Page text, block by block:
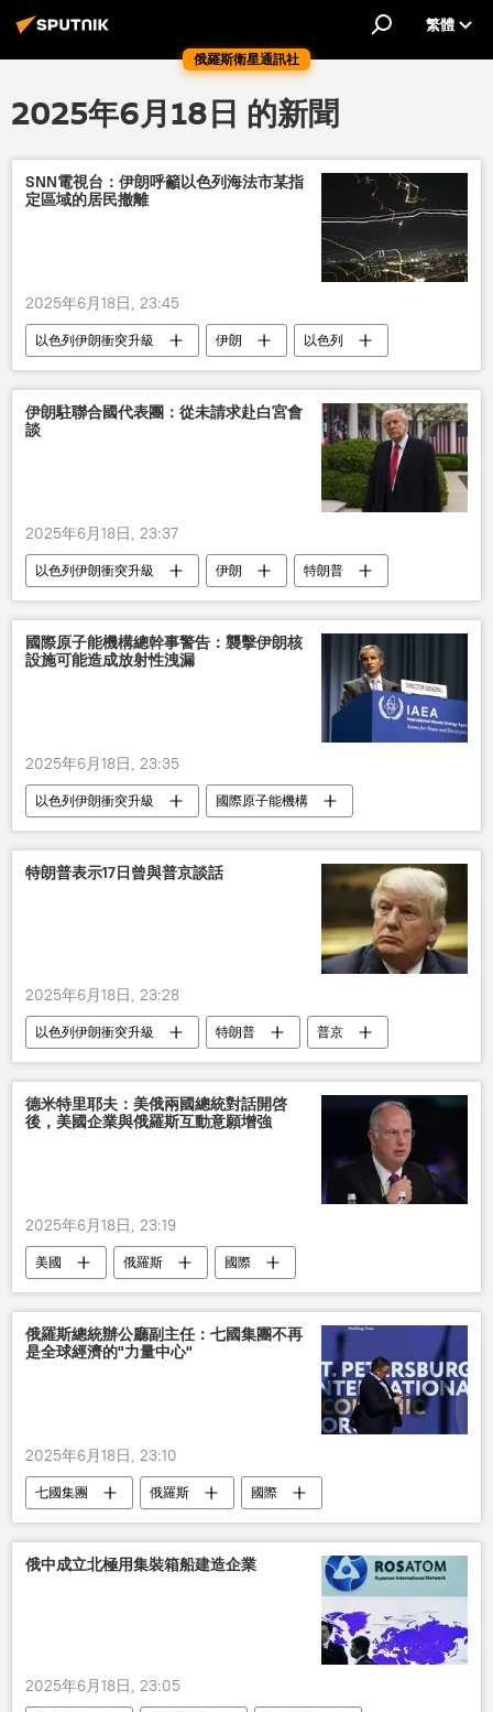
俄羅斯衛星通訊社
繁體
2025年6月18日 的新聞
SNN電視台：伊朗呼籲以色列海法市某指
定區域的居民撤離
2025年6月18日, 23:45
以色列伊朗衝突升級 伊朗
以色列
國際
軍事
伊朗駐聯合國代表團：從未請求赴白宮會
談
2025年6月18日, 23:37
以色列伊朗衝突升級 伊朗
特朗普
以色列
國際原子能機構總幹事警告：襲擊伊朗核
設施可能造成放射性洩漏
2025年6月18日, 23:35
以色列伊朗衝突升級
國際原子能機構
伊朗
以色列 核電站
特朗普表示17日曾與普京談話
2025年6月18日, 23:28
以色列伊朗衝突升級 特朗普
普京
以色列
伊朗
德米特里耶夫：美俄兩國總統對話開啓
後，美國企業與俄羅斯互動意願增強
2025年6月18日, 23:19
美國 俄羅斯
國際
2025聖彼得堡國際經濟論壇
俄羅斯總統辦公廳副主任：七國集團不再
是全球經濟的"力量中心"
2025年6月18日, 23:10
七國集團 俄羅斯 國際
俄中成立北極用集裝箱船建造企業
2025年6月18日, 23:05